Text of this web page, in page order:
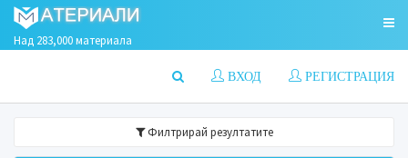
Над 283,000 материала
РЕГИСТРАЦИЯ
ВХОД
Филтрирай резултатите